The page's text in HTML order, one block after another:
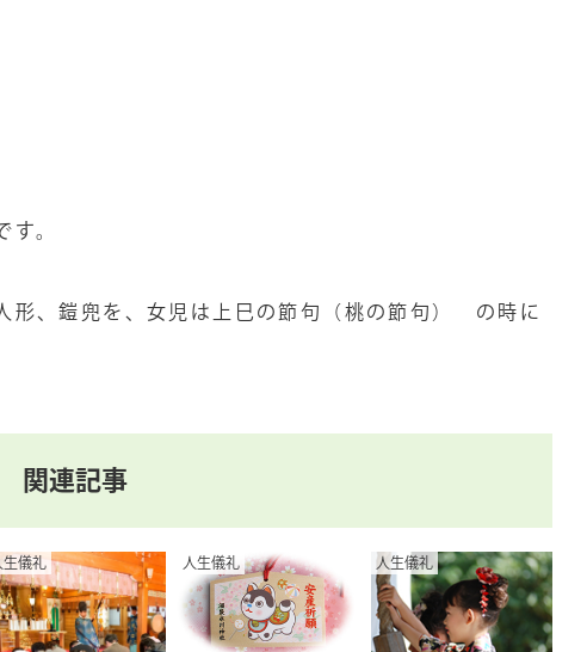
す。
形、鎧兜を、女児は上巳の節句（桃の節句） の時に
関連記事
生儀礼 人生儀礼 人生儀礼